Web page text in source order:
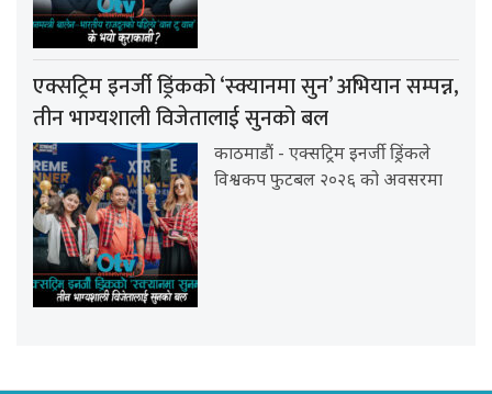
एक्सट्रिम इनर्जी ड्रिंकको ‘स्क्यानमा सुन’ अभियान सम्पन्न,
तीन भाग्यशाली विजेतालाई सुनको बल
काठमाडौं - एक्सट्रिम इनर्जी ड्रिंकले
विश्वकप फुटबल २०२६ को अवसरमा